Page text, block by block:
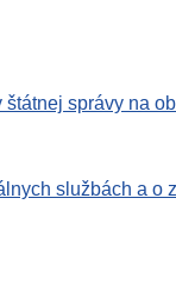
správy na
službách a o